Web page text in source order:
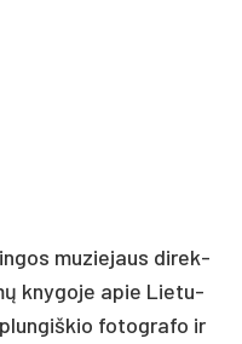
mu­zie­jaus di­rek­
kny­go­je apie Lie­tu­
fo­tog­ra­fo ir